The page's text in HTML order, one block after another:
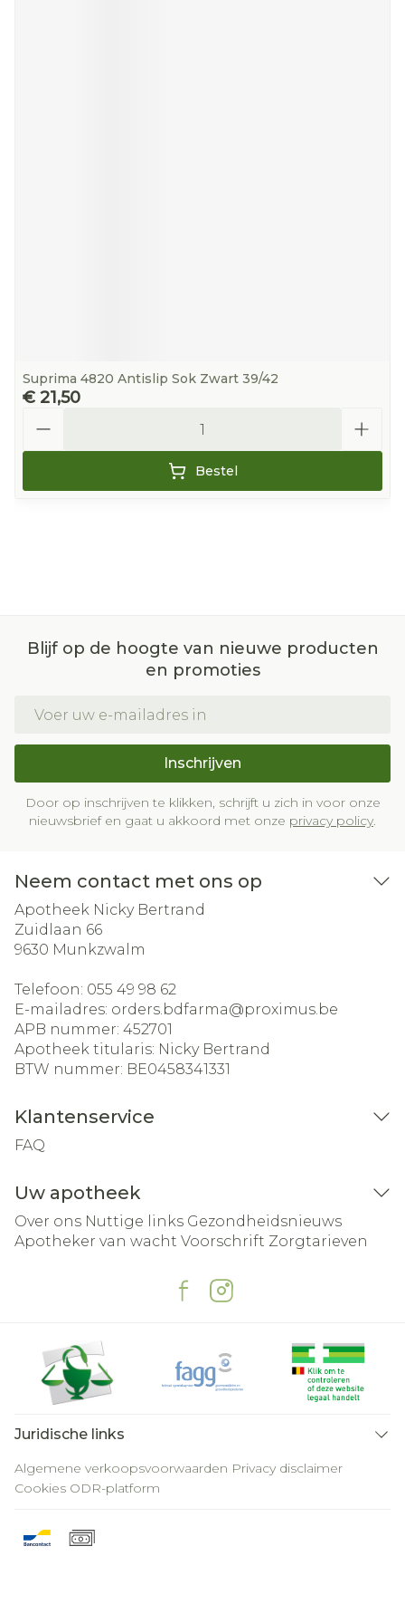
Suprima 4820 Antislip Sok Zwart 39/42
€ 21,50
Bestel
Blijf op de hoogte van nieuwe producten
en promoties
Inschrijven
Door op inschrijven te klikken, schrijft u zich in voor onze
nieuwsbrief en gaat u akkoord met onze privacy policy.
Neem contact met ons op
Apotheek Nicky Bertrand
Zuidlaan 66
9630 Munkzwalm
Telefoon: 055 49 98 62
E-mailadres: orders.bdfarma@proximus.be
APB nummer: 452701
Apotheek titularis: Nicky Bertrand
BTW nummer: BE0458341331
Klantenservice
FAQ
Uw apotheek
Over ons Nuttige links Gezondheidsnieuws
Apotheker van wacht Voorschrift Zorgtarieven
Juridische links
Algemene verkoopsvoorwaarden Privacy disclaimer
Cookies ODR-platform